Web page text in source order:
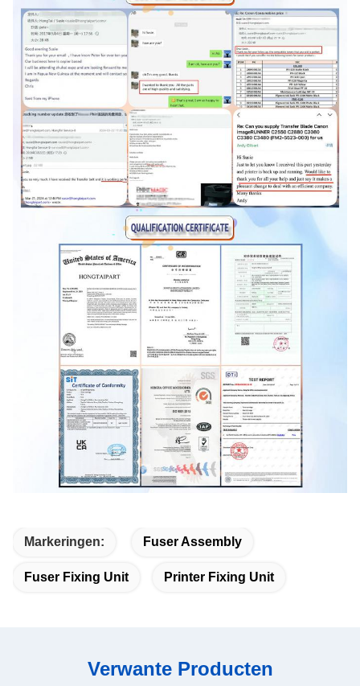
Markeringen: Fuser Assembly
Fuser Fixing Unit Printer Fixing Unit
Verwante Producten